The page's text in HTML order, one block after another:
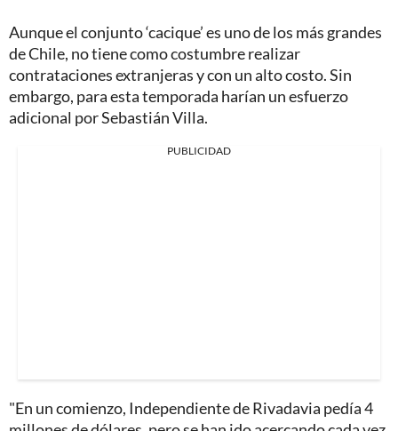
Aunque el conjunto ‘cacique’ es uno de los más grandes
de Chile, no tiene como costumbre realizar
contrataciones extranjeras y con un alto costo. Sin
embargo, para esta temporada harían un esfuerzo
adicional por Sebastián Villa.
PUBLICIDAD
"En un comienzo, Independiente de Rivadavia pedía 4